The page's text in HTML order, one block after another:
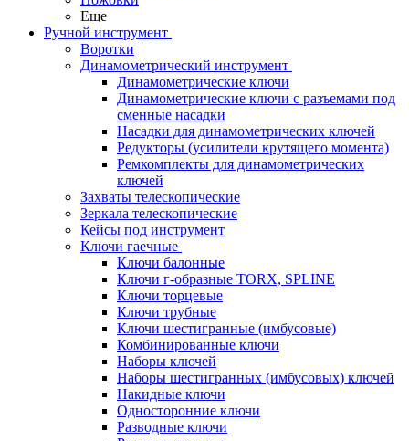
Еще
Ручной инструмент
Воротки
Динамометрический инструмент
Динамометрические ключи
Динамометрические ключи с разъемами под
сменные насадки
Насадки для динамометрических ключей
Редукторы (усилители крутящего момента)
Ремкомплекты для динамометрических
ключей
Захваты телескопические
Зеркала телескопические
Кейсы под инструмент
Ключи гаечные
Ключи балонные
Ключи г-образные TORX, SPLINE
Ключи торцевые
Ключи трубные
Ключи шестигранные (имбусовые)
Комбинированные ключи
Наборы ключей
Наборы шестигранных (имбусовых) ключей
Накидные ключи
Односторонние ключи
Разводные ключи